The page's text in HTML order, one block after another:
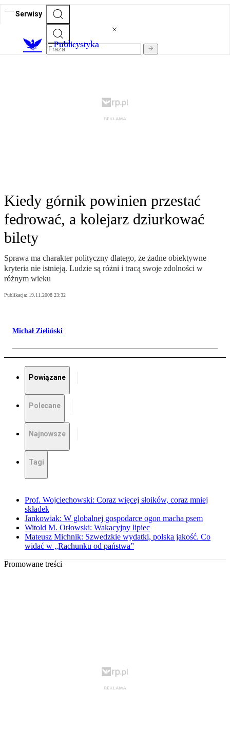
Serwisy
Publicystyka
Kiedy górnik powinien przestać
fedrować, a kolejarz dziurkować
bilety
Sprawa ma charakter polityczny dlatego, że żadne obiektywne
kryteria nie istnieją. Ludzie są różni i tracą swoje zdolności w
różnym wieku
Publikacja: 19.11.2008 23:32
Michał Zieliński
Powiązane
Polecane
Najnowsze
Tagi
Prof. Wojciechowski: Coraz więcej słoików, coraz mniej
składek
Jankowiak: W globalnej gospodarce ogon macha psem
Witold M. Orłowski: Wakacyjny lipiec
Mateusz Michnik: Szwedzkie wydatki, polska jakość. Co
widać w „Rachunku od państwa”
Promowane treści